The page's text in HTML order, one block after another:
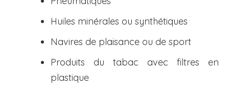
Huiles minérales ou synthétiques
Navires de plaisance ou de sport
Produits du tabac avec filtres en
plastique